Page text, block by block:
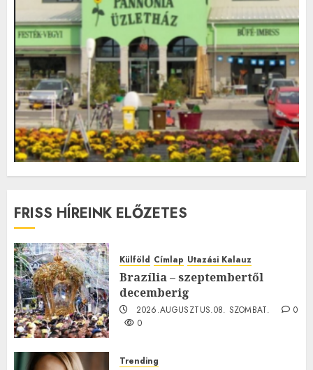
FRISS HÍREINK ELŐZETES
Külföld Címlap Utazási Kalauz
Brazília – szeptembertől
decemberig
2026.AUGUSZTUS.08. SZOMBAT.
0
0
Trending